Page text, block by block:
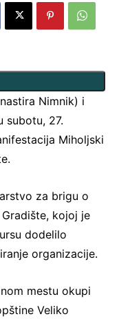
Nimnik) i
subotu, 27.
Miholjski
za brigu o
kojoj je
dodelilo
organizacije.
mestu okupi
Veliko